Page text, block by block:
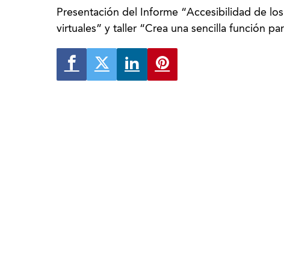
Presentación del Informe “Accesibilidad de
virtuales” y taller “Crea una sencilla función